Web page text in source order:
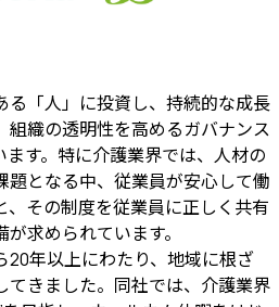
る「人」に投資し、持続的な成長
組織の透明性を高めるガバナンス
す。特に介護業界では、人材の
題となる中、従業員が安心して働
、その制度を従業員に正しく共有
求められています。
20年以上にわたり、地域に根ざ
てきました。同社では、介護業界